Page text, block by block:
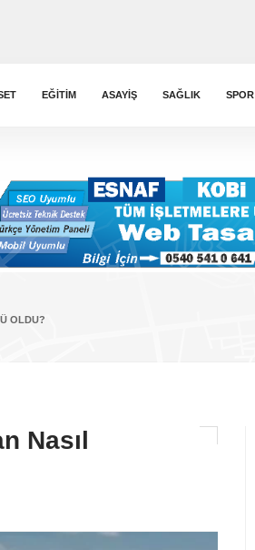
EĞITIM ASAYIŞ SAĞLIK SPOR
OLDU?
Nasıl